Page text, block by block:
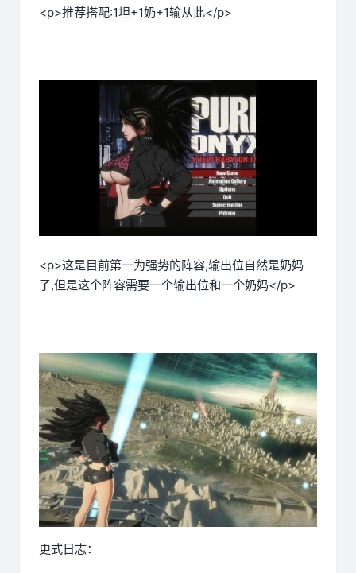
<p>推荐搭配:1坦+1奶+1输从此</p>
<p>这是目前第一为强势的阵容,输出位自然是奶妈
了,但是这个阵容需要一个输出位和一个奶妈</p>
更式日志：